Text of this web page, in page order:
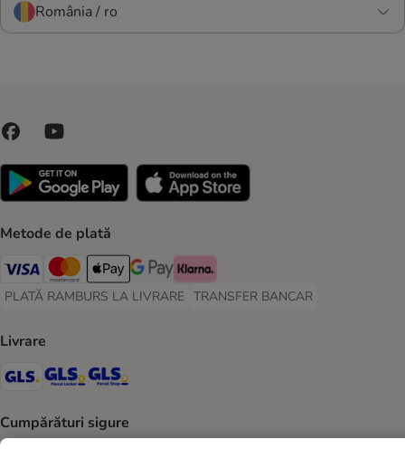
România / ro
Metode de plată
Visa Payment Method
Master Card Payment Method
Apple Pay Payment Method
Google Pay Payment Method
Klarna Payment Method
PLATĂ RAMBURS LA LIVRARE
PLATĂ RAMBURS LA LIVRARE Payment Method
TRANSFER BANCAR
TRANSFER BANCAR Payment
Livrare
GLS Shipping Method
GLS Locker Shipping Method
Cumpărături sigure